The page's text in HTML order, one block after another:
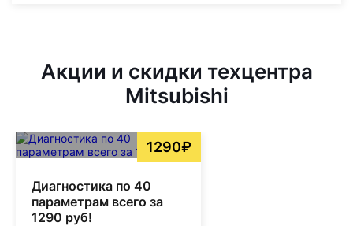
Акции и скидки техцентра
Mitsubishi
1290₽
Диагностика по 40
параметрам всего за
1290 руб!